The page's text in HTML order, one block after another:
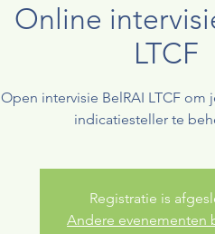
Online
LTCF
Open intervisie BelRAI LTCF om
indicatiesteller te
Registratie is
Andere evenementen